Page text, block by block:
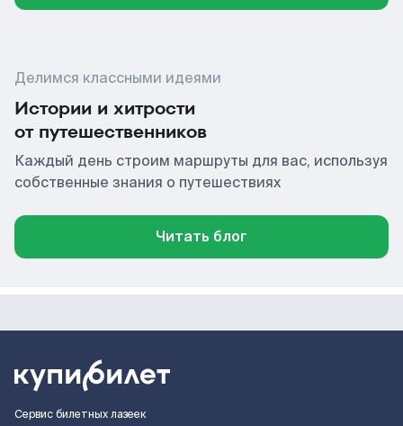
Делимся классными идеями
Истории и хитрости
от путешественников
Каждый день строим маршруты для вас, используя
собственные знания о путешествиях
Читать блог
Сервис билетных лазеек